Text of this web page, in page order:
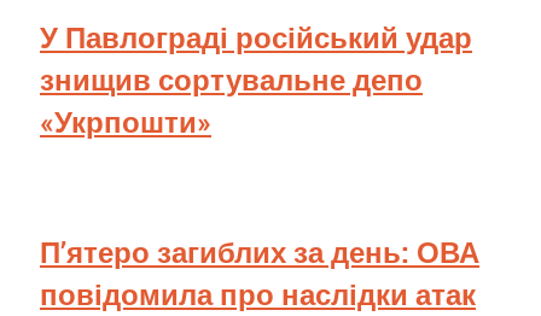
У Павлограді російський удар
знищив сортувальне депо
«Укрпошти»
П’ятеро загиблих за день: ОВА
повідомила про наслідки атак